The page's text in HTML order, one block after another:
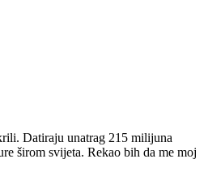
Datiraju unatrag 215 milijuna
širom svijeta. Rekao bih da me moj